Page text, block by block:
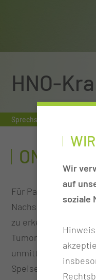
HNO-
Sprechstunde
Für Patientinnen
zu erkennen. Wir
Tumortherapie
unmittelbar nach
Speise- und
Wir
auf
soziale